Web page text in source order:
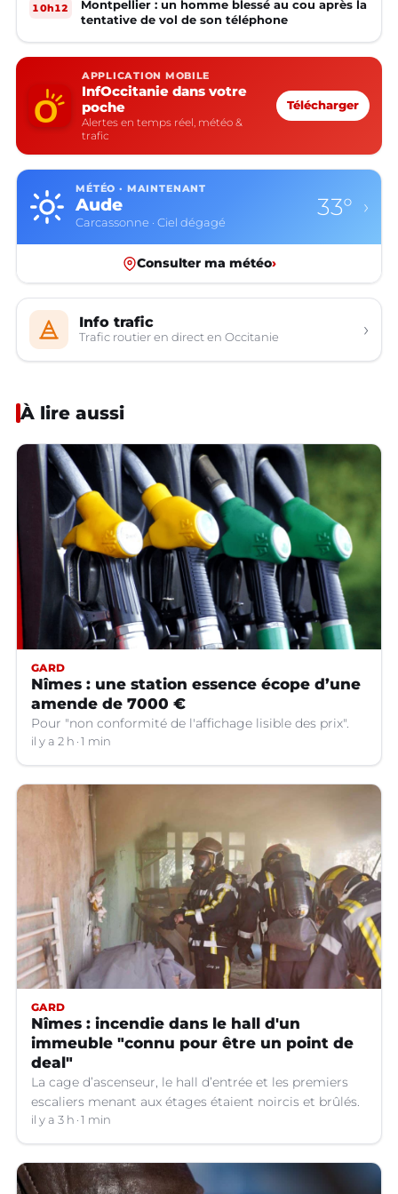
10h12
Montpellier : un homme blessé au cou après la
tentative de vol de son téléphone
APPLICATION MOBILE
InfOccitanie dans votre
poche
Alertes en temps réel, météo &
trafic
Télécharger
MÉTÉO · MAINTENANT
Aude
Carcassonne · Ciel dégagé
33° ›
Consulter ma météo›
Info trafic
Trafic routier en direct en Occitanie ›
À lire aussi
GARD
Nîmes : une station essence écope d’une
amende de 7000 €
Pour "non conformité de l'affichage lisible des prix".
il y a 2 h 1 min
GARD
Nîmes : incendie dans le hall d'un
immeuble "connu pour être un point de
deal"
La cage d’ascenseur, le hall d’entrée et les premiers
escaliers menant aux étages étaient noircis et brûlés.
il y a 3 h 1 min